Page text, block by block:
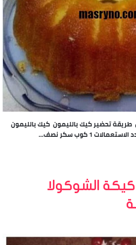
تحضير كيك بالليمون كيك بالليمون
الشوكولا